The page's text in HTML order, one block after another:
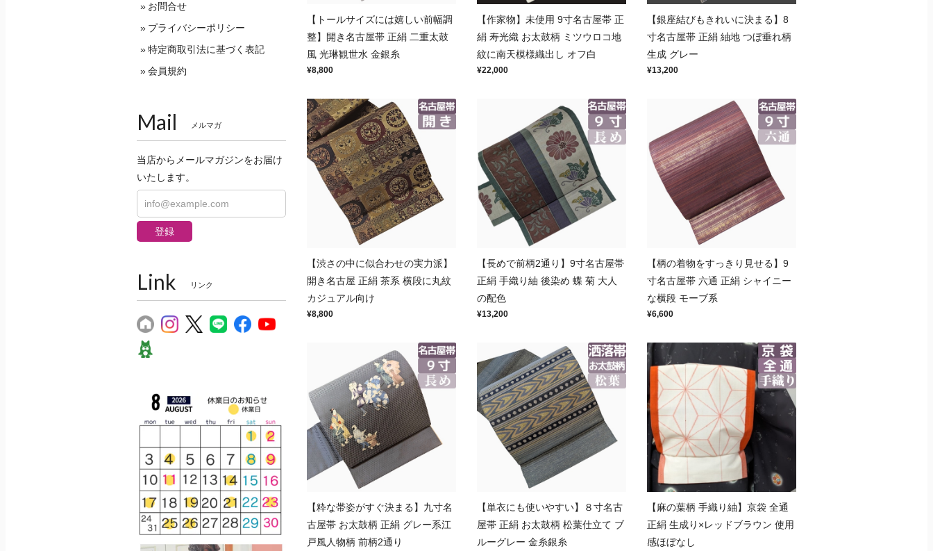
【トールサイズには嬉しい前幅調
整】開き名古屋帯 正絹 二重太鼓
風 光琳観世水 金銀糸
¥8,800
【作家物】未使用 9寸名古屋帯 正
絹 寿光織 お太鼓柄 ミツウロコ地
紋に南天模様織出し オフ白
¥22,000
【銀座結びもきれいに決まる】8
寸名古屋帯 正絹 紬地 つぼ垂れ柄
生成 グレー
¥13,200
【渋さの中に似合わせの実力派】
開き名古屋 正絹 茶系 横段に丸紋
カジュアル向け
¥8,800
【長めで前柄2通り】9寸名古屋帯
正絹 手織り紬 後染め 蝶 菊 大人
の配色
¥13,200
【柄の着物をすっきり見せる】9
寸名古屋帯 六通 正絹 シャイニー
な横段 モーブ系
¥6,600
【粋な帯姿がすぐ決まる】九寸名
古屋帯 お太鼓柄 正絹 グレー系江
戸風人物柄 前柄2通り
【単衣にも使いやすい】８寸名古
屋帯 正絹 お太鼓柄 松葉仕立て ブ
ルーグレー 金糸銀糸
【麻の葉柄 手織り紬】京袋 全通
正絹 生成り×レッドブラウン 使用
感ほぼなし
お問合せ
プライバシーポリシー
特定商取引法に基づく表記
会員規約
Mail メルマガ
当店からメールマガジンをお届け
いたします。
登録
Link リンク